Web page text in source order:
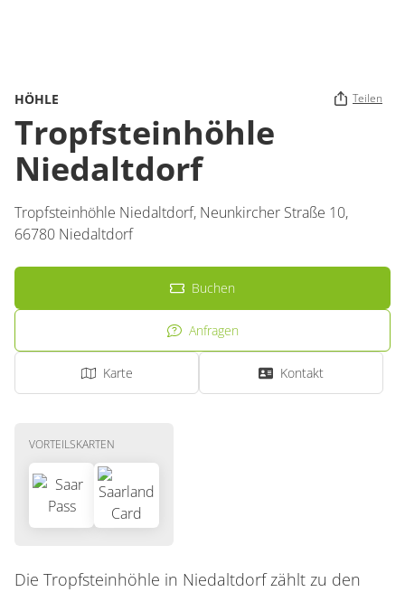
HÖHLE Teilen
Tropfsteinhöhle
Niedaltdorf
Tropfsteinhöhle Niedaltdorf, Neunkircher Straße 10,
66780 Niedaltdorf
Buchen
Anfragen
Karte Kontakt
VORTEILSKARTEN
Die Tropfsteinhöhle in Niedaltdorf zählt zu den